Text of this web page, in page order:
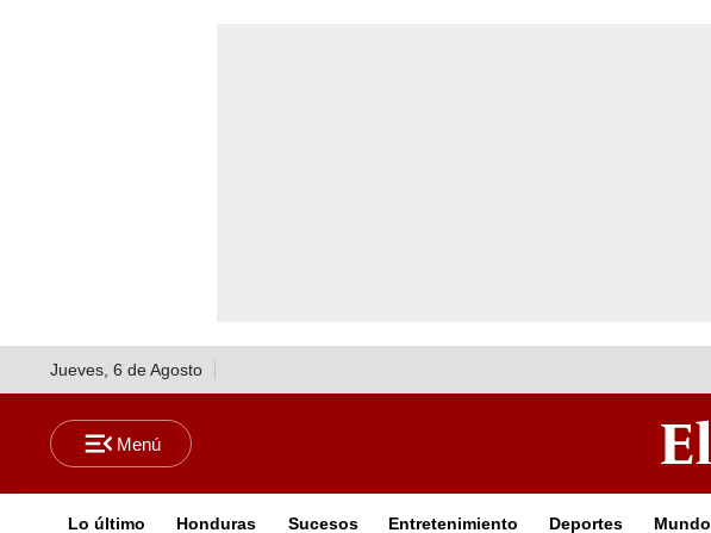
Jueves, 6 de Agosto
Lo último Honduras Sucesos Entretenimiento Deportes Mundo